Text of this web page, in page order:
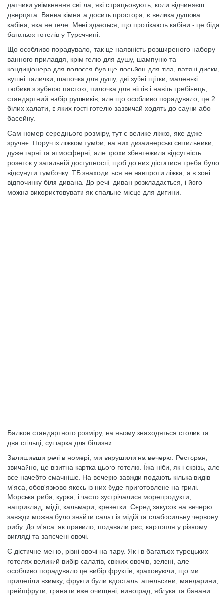
датчики увімкнення світла, які спрацьовують, коли відчиняєш
дверцята. Ванна кімната досить простора, є велика душова
кабіна, яка не тече. Мені здається, що протікають кабіни - це біда
багатьох готелів у Туреччині.
Що особливо порадувало, так це наявність розширеного набору
ванного приладдя, крім гелю для душу, шампуню та
кондиціонера для волосся був ще лосьйон для тіла, ватяні диски,
вушні палички, шапочка для душу, дві зубні щітки, маленькі
тюбики з зубною пастою, пилочка для нігтів і навіть гребінець,
стандартний набір рушників, але що особливо порадувало, це 2
білих халати, в яких гості готелю зазвичай ходять до сауни або
басейну.
Сам номер середнього розміру, тут є велике ліжко, яке дуже
зручне. Поруч із ліжком тумби, на них дизайнерські світильники,
дуже гарні та атмосферні, але трохи збентежила відсутність
розеток у загальній доступності, щоб до них дістатися треба було
відсунути тумбочку. ТБ знаходиться не навпроти ліжка, а в зоні
відпочинку біля дивана. До речі, диван розкладається, і його
можна використовувати як спальне місце для дитини.
Балкон стандартного розміру, на ньому знаходяться столик та
два стільці, сушарка для білизни.
Залишивши речі в номері, ми вирушили на вечерю. Ресторан,
звичайно, це візитна картка цього готелю. Їжа ніби, як і скрізь, але
все начебто смачніше. На вечерю завжди подають кілька видів
м'яса, обов'язково якесь із них буде приготовлене на грилі.
Морська риба, курка, і часто зустрічалися морепродукти,
наприклад, мідії, кальмари, креветки. Серед закусок на вечерю
завжди можна було знайти салат із мідій та слабосильну червону
рибу. До м'яса, як правило, подавали рис, картопля у різному
вигляді та запечені овочі.
Є дієтичне меню, різні овочі на пару. Як і в багатьох турецьких
готелях великий вибір салатів, свіжих овочів, зелені, але
особливо порадувало це вибір фруктів, враховуючи, що ми
прилетіли взимку, фрукти були вдосталь: апельсини, мандарини,
грейпфрути, гранати вже очищені, виноград, яблука та банани.